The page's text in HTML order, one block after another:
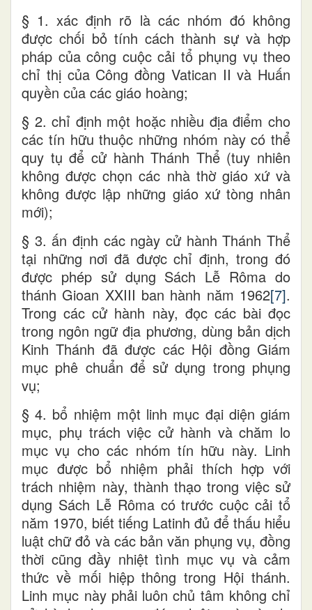
§ 1. xác định rõ là các nhóm đó không
được chối bỏ tính cách thành sự và hợp
pháp của công cuộc cải tổ phụng vụ theo
chỉ thị của Công đồng Vatican II và Huấn
quyền của các giáo hoàng;
§ 2. chỉ định một hoặc nhiều địa điểm cho
các tín hữu thuộc những nhóm này có thể
quy tụ để cử hành Thánh Thể (tuy nhiên
không được chọn các nhà thờ giáo xứ và
không được lập những giáo xứ tòng nhân
mới);
§ 3. ấn định các ngày cử hành Thánh Thể
tại những nơi đã được chỉ định, trong đó
được phép sử dụng Sách Lễ Rôma do
thánh Gioan XXIII ban hành năm 1962[7].
Trong các cử hành này, đọc các bài đọc
trong ngôn ngữ địa phương, dùng bản dịch
Kinh Thánh đã được các Hội đồng Giám
mục phê chuẩn để sử dụng trong phụng
vụ;
§ 4. bổ nhiệm một linh mục đại diện giám
mục, phụ trách việc cử hành và chăm lo
mục vụ cho các nhóm tín hữu này. Linh
mục được bổ nhiệm phải thích hợp với
trách nhiệm này, thành thạo trong việc sử
dụng Sách Lễ Rôma có trước cuộc cải tổ
năm 1970, biết tiếng Latinh đủ để thấu hiểu
luật chữ đỏ và các bản văn phụng vụ, đồng
thời cũng đầy nhiệt tình mục vụ và cảm
thức về mối hiệp thông trong Hội thánh.
Linh mục này phải luôn chủ tâm không chỉ